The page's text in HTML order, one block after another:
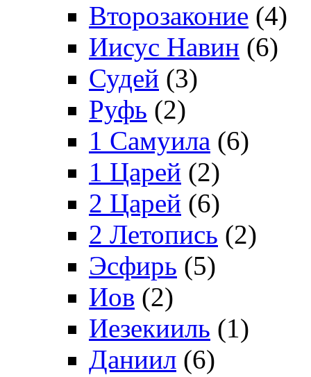
Второзаконие (4)
Иисус Навин (6)
Судей (3)
Руфь (2)
1 Самуила (6)
1 Царей (2)
2 Царей (6)
2 Летопись (2)
Эсфирь (5)
Иов (2)
Иезекииль (1)
Даниил (6)